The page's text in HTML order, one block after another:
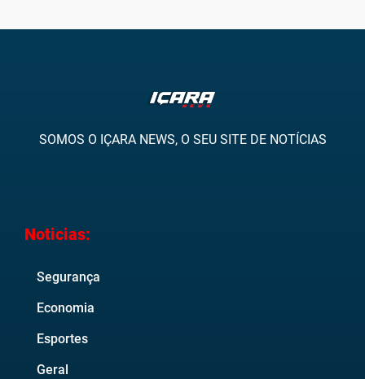
SOMOS O IÇARA NEWS, O SEU SITE DE NOTÍCIAS
Noticias:
Segurança
Economia
Esportes
Geral